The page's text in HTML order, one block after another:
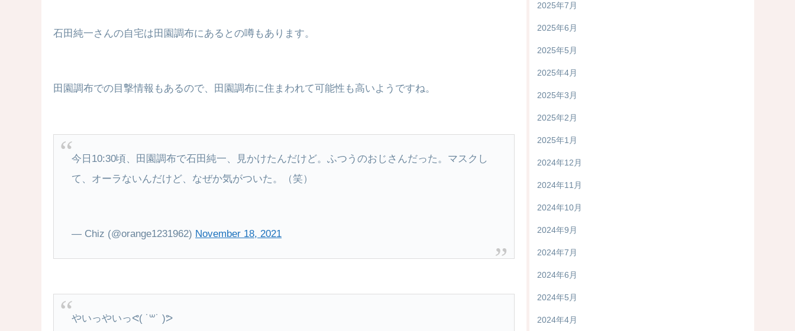
石田純一さんの自宅は田園調布にあるとの噂もあります。
田園調布での目撃情報もあるので、田園調布に住まわれて可能性も高いようですね。
今日10:30頃、田園調布で石田純一、見かけたんだけど。ふつうのおじさんだった。マスクし
て、オーラないんだけど、なぜか気がついた。（笑）
— Chiz (@orange1231962) November 18, 2021
やいっやいっᕙ( ˙꒳​˙ )ᕗ
2025年7月
2025年6月
2025年5月
2025年4月
2025年3月
2025年2月
2025年1月
2024年12月
2024年11月
2024年10月
2024年9月
2024年7月
2024年6月
2024年5月
2024年4月